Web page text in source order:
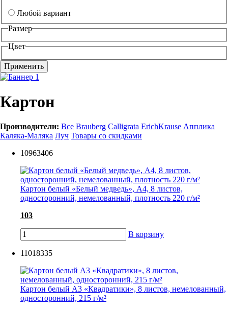
Любой вариант
Размер
Цвет
Картон
Производители: Все Brauberg Calligrata ErichKrause Апплика
Каляка-Маляка Луч Товары со скидками
10963406
Картон белый «Белый медведь», А4, 8 листов,
односторонний, немелованный, плотность 220 г/м²
103
В корзину
11018335
Картон белый А3 «Квадратики», 8 листов, немелованный,
односторонний, 215 г/м²